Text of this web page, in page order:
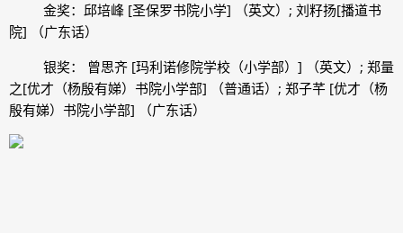
金奖：邱培峰 [圣保罗书院小学] （英文）; 刘籽扬[播道书
院] （广东话）
银奖： 曾思齐 [玛利诺修院学校（小学部）] （英文）; 郑量
之[优才（杨殷有娣）书院小学部] （普通话）; 郑子芊 [优才（杨
殷有娣）书院小学部] （广东话）